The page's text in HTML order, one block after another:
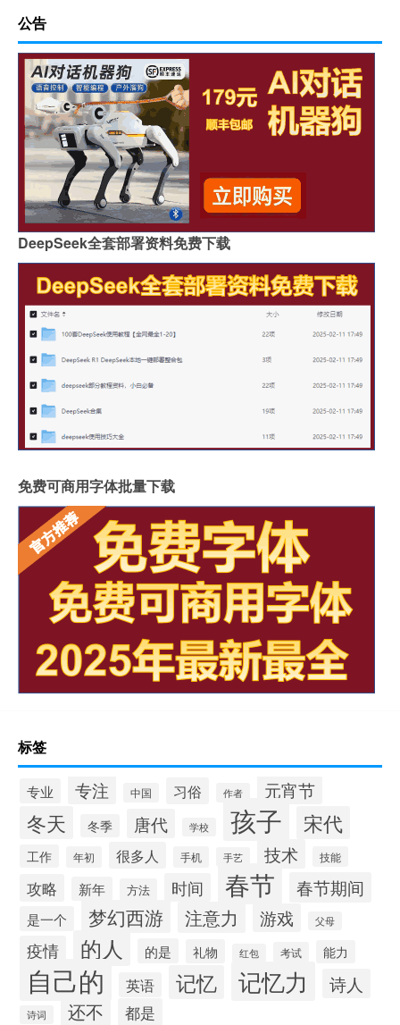
公告
DeepSeek全套部署资料免费下载
免费可商用字体批量下载
标签
专业 专注 中国 习俗 作者 元宵节
冬天 冬季 唐代 学校 孩子 宋代
工作 年初 很多人 手机 手艺 技术 技能
攻略 新年 方法 时间 春节 春节期间
是一个 梦幻西游 注意力 游戏 父母
疫情 的人 的是 礼物 红包 考试 能力
自己的 英语 记忆 记忆力 诗人
诗词 还不 都是